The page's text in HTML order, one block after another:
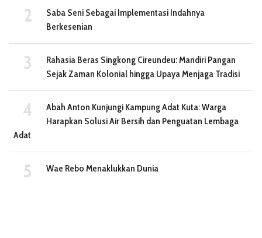
Saba Seni Sebagai Implementasi Indahnya
Berkesenian
Rahasia Beras Singkong Cireundeu: Mandiri Pangan
Sejak Zaman Kolonial hingga Upaya Menjaga Tradisi
Abah Anton Kunjungi Kampung Adat Kuta: Warga
Harapkan Solusi Air Bersih dan Penguatan Lembaga
Adat
Wae Rebo Menaklukkan Dunia